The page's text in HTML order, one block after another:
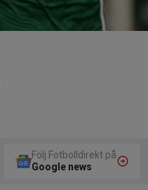
Följ Fotbolldirekt på
Google news